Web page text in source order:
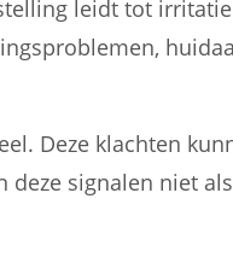
leidt tot
Deze klachten
signalen niet